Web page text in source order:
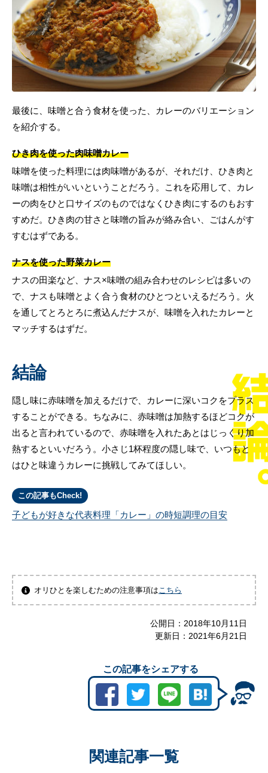
最後に、味噌と合う食材を使った、カレーのバリエーション
を紹介する。
ひき肉を使った肉味噌カレー
味噌を使った料理には肉味噌があるが、それだけ、ひき肉と
味噌は相性がいいということだろう。これを応用して、カレ
ーの肉をひと口サイズのものではなくひき肉にするのもおす
すめだ。ひき肉の甘さと味噌の旨みが絡み合い、ごはんがす
すむはずである。
ナスを使った野菜カレー
ナスの田楽など、ナス×味噌の組み合わせのレシピは多いの
で、ナスも味噌とよく合う食材のひとつといえるだろう。火
を通してとろとろに煮込んだナスが、味噌を入れたカレーと
マッチするはずだ。
結論
隠し味に赤味噌を加えるだけで、カレーに深いコクをプラス
することができる。ちなみに、赤味噌は加熱するほどコクが
出ると言われているので、赤味噌を入れたあとはじっくり加
熱するといいだろう。小さじ1杯程度の隠し味で、いつもと
はひと味違うカレーに挑戦してみてほしい。
この記事もCheck!
子どもが好きな代表料理「カレー」の時短調理の目安
オリひとを楽しむための注意事項はこちら
公開日： 2018年10月11日
更新日： 2021年6月21日
この記事をシェアする
関連記事一覧